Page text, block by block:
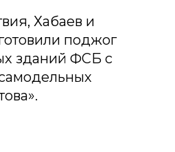
Хабаев и
поджог
зданий ФСБ с